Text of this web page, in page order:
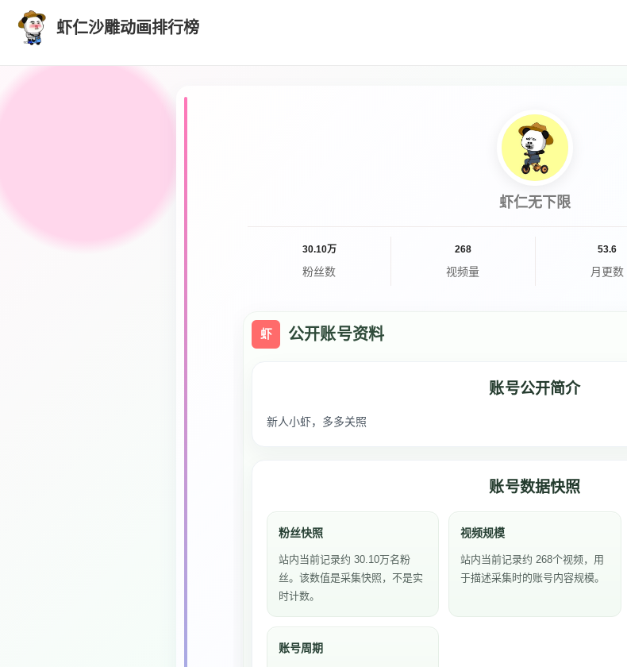
虾仁沙雕动画排行榜
虾仁无下限
30.10万
粉丝数
268
视频量
53.6
月更数
虾 公开账号资料
账号公开简介
新人小虾，多多关照
账号数据快照
粉丝快照
站内当前记录约 30.10万名粉
丝。该数值是采集快照，不是实
时计数。
视频规模
站内当前记录约 268个视频，用
于描述采集时的账号内容规模。
账号周期